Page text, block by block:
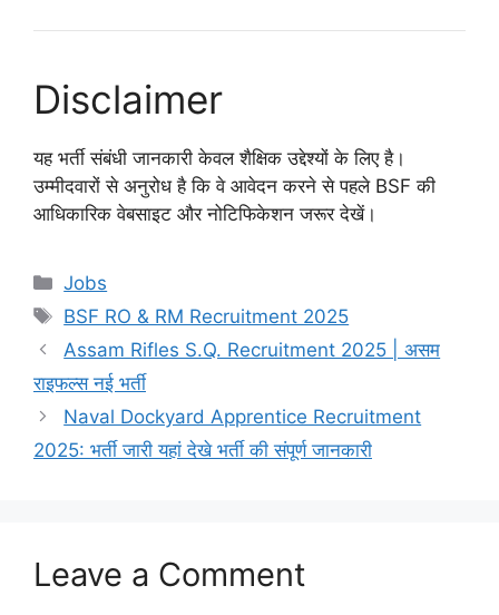
Disclaimer
यह भर्ती संबंधी जानकारी केवल शैक्षिक उद्देश्यों के लिए है।
उम्मीदवारों से अनुरोध है कि वे आवेदन करने से पहले BSF की
आधिकारिक वेबसाइट और नोटिफिकेशन जरूर देखें।
Categories
Jobs
Tags
BSF RO & RM Recruitment 2025
Assam Rifles S.Q. Recruitment 2025 | असम
राइफल्स नई भर्ती
Naval Dockyard Apprentice Recruitment
2025: भर्ती जारी यहां देखे भर्ती की संपूर्ण जानकारी
Leave a Comment